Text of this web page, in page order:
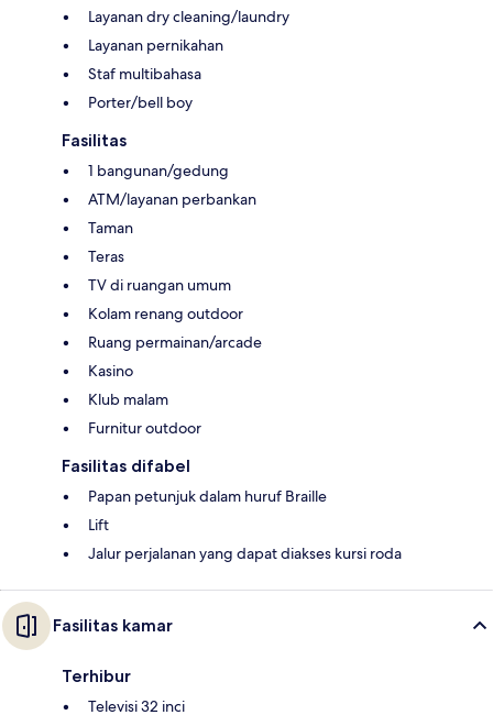
Layanan dry cleaning/laundry
Layanan pernikahan
Staf multibahasa
Porter/bell boy
Fasilitas
1 bangunan/gedung
ATM/layanan perbankan
Taman
Teras
TV di ruangan umum
Kolam renang outdoor
Ruang permainan/arcade
Kasino
Klub malam
Furnitur outdoor
Fasilitas difabel
Papan petunjuk dalam huruf Braille
Lift
Jalur perjalanan yang dapat diakses kursi roda
Fasilitas kamar
Terhibur
Televisi 32 inci